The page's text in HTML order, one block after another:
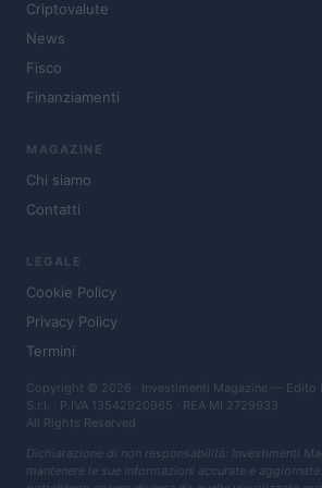
Criptovalute
News
Fisco
Finanziamenti
MAGAZINE
Chi siamo
Contatti
LEGALE
Cookie Policy
Privacy Policy
Termini
Copyright © 2026 · Investimenti Magazine — Edito
S.r.l. · P.IVA 13542920965 · REA MI 2729933
All Rights Reserved
Dichiarazione di non responsabilità: Investimenti
mantenere le sue informazioni accurate e